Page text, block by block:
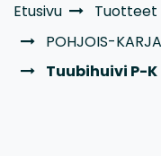
Etusivu Tuotteet
POHJOIS-
Tuubihuivi P-